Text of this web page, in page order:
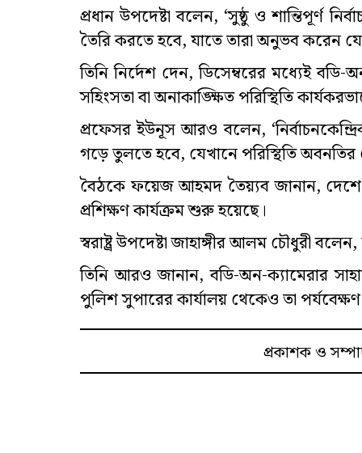
প্রধান উপদেষ্টা বলেন, ‘সুষ্ঠু ও শান্তিপূর্ণ
তৈরি করতে হবে, যাতে তারা অনুভব করেন
তিনি নির্দেশ দেন, ডিসেম্বরের মধ্যেই বডি-
সহিংসতা বা অনাকাঙ্ক্ষিত পরিস্থিতি
প্রফেসর ইউনূস আরও বলেন,
গড়ে তুলতে হবে, যেখানে পরিস্থিতি
বৈঠকে ফয়েজ আহমদ তৈয়্যব জানান, দেশে
প্রশিক্ষণ কার্যক্রম শুরু হয়েছে।
স্বরাষ্ট্র উপদেষ্টা জাহাঙ্গীর আলম চৌধুরী
তিনি আরও জানান, বডি-অন-ক্যামেরার
পুলিশ সুপারের কার্যালয় থেকেও তা
প্রকাশক ও